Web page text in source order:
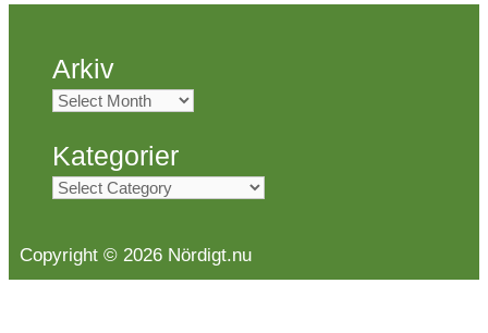
Arkiv
Arkiv
Kategorier
Kategorier
Copyright © 2026 Nördigt.nu